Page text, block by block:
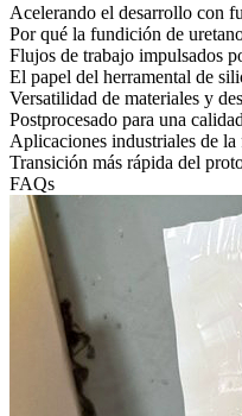
Acelerando el desarrollo con
Por qué la fundición de
Flujos de trabajo impulsados
El papel del herramental de
Versatilidad de materiales y
Postprocesado para una
Aplicaciones industriales de
Transición más rápida del
FAQs